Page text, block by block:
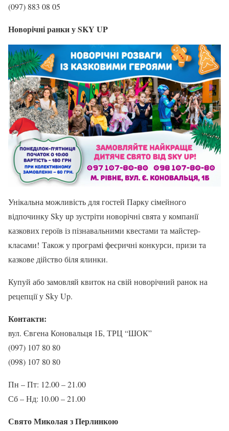
(097) 883 08 05
Новорічні ранки у SKY UP
Унікальна можливість для гостей Парку сімейного
відпочинку Sky up зустріти новорічні свята у компанії
казкових героїв із пізнавальними квестами та майстер-
класами! Також у програмі феєричні конкурси, призи та
казкове дійство біля ялинки.
Купуй або замовляй квиток на свій новорічний ранок на
рецепції у Sky Up.
Контакти:
вул. Євгена Коновальця 1Б, ТРЦ “ШОК”
(097) 107 80 80
(098) 107 80 80
Пн – Пт: 12.00 – 21.00
Сб – Нд: 10.00 – 21.00
Свято Миколая з Перлинкою